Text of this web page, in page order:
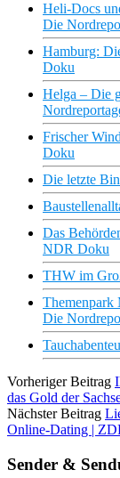
Heli-Docs
Die
Hamburg:
Doku
Helga – Die
Frischer
Doku
Die letzte
Das
NDR Doku
THW im
Themenpark
Die
Vorheriger Beitrag
das Gold der
Nächster Beitrag
Online-Dating |
Sender &